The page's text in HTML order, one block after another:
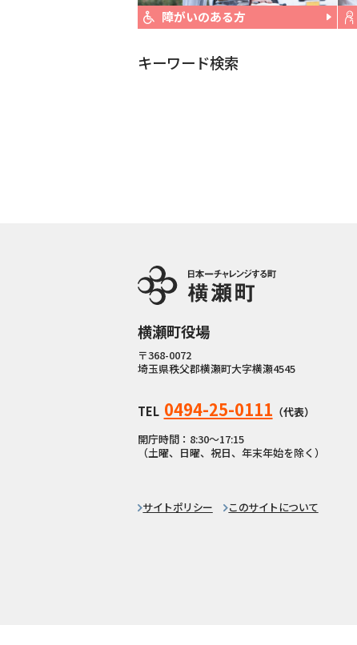
障がいのある方
キーワード検索
横瀬町役場
〒368-0072
埼玉県秩父郡横瀬町大字横瀬4545
TEL 0494-25-0111 （代表）
開庁時間：8:30〜17:15
（土曜、日曜、祝日、年末年始を除く）
サイトポリシー このサイトについて